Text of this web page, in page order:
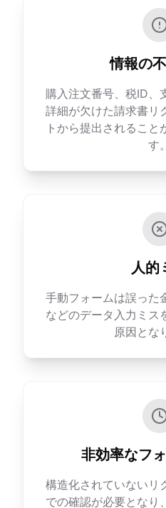
情報の
購入注文番号、税ID、
詳細が欠けた請求書リ
トから提出されること
す。
人的
手動フォームは誤った
などのデータ入力ミス
原因とな
非効率なフ
構造化されていないリ
での確認が必要となり